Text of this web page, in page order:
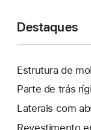
Destaques
Estrutura de
Parte de trás
Laterais com
Revestimento